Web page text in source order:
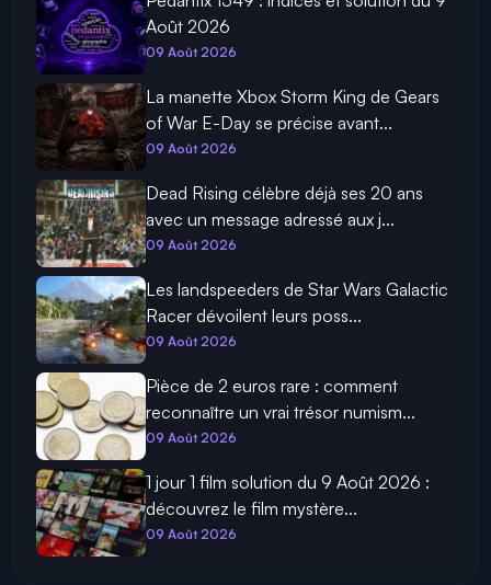
Août 2026
09 Août 2026
La manette Xbox Storm King de Gears
of War E-Day se précise avant...
09 Août 2026
Dead Rising célèbre déjà ses 20 ans
avec un message adressé aux j...
09 Août 2026
Les landspeeders de Star Wars Galactic
Racer dévoilent leurs poss...
09 Août 2026
Pièce de 2 euros rare : comment
reconnaître un vrai trésor numism...
09 Août 2026
1 jour 1 film solution du 9 Août 2026 :
découvrez le film mystère...
09 Août 2026